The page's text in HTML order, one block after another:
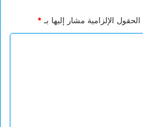
الحقول الإلزامية مشار إليها بـ *